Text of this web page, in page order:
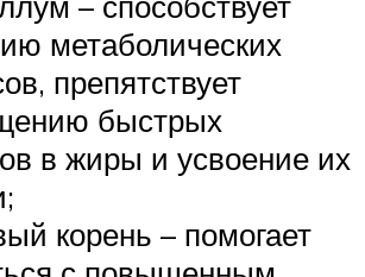
метаболических
препятствует
быстрых
в жиры и усвоение их
корень – помогает